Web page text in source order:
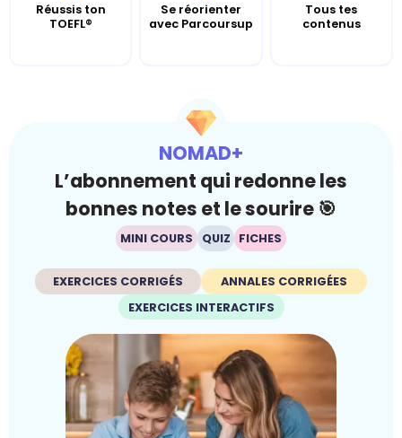
Réussis ton
TOEFL®
Se réorienter
avec Parcoursup
Tous tes
contenus
NOMAD+
L’abonnement qui redonne les
bonnes notes et le sourire 🎯
MINI COURS QUIZ FICHES
EXERCICES CORRIGÉS
ANNALES CORRIGÉES
EXERCICES INTERACTIFS